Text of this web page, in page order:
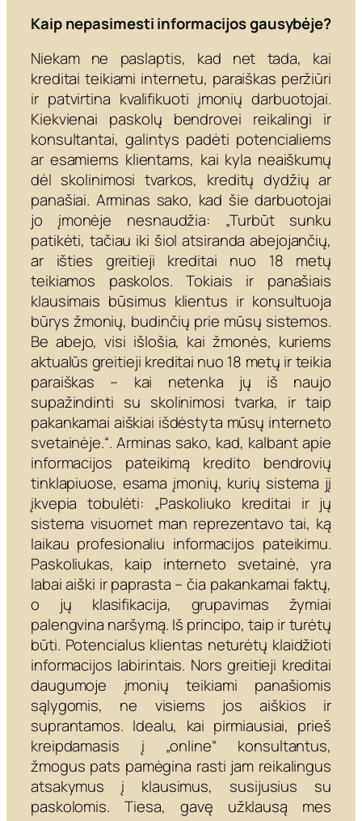
Kaip nepasimesti informacijos gausybėje?
Niekam ne paslaptis, kad net tada, kai
kreditai teikiami internetu, paraiškas peržiūri
ir patvirtina kvalifikuoti įmonių darbuotojai.
Kiekvienai paskolų bendrovei reikalingi ir
konsultantai, galintys padėti potencialiems
ar esamiems klientams, kai kyla neaiškumų
dėl skolinimosi tvarkos, kreditų dydžių ar
panašiai. Arminas sako, kad šie darbuotojai
jo įmonėje nesnaudžia: „Turbūt sunku
patikėti, tačiau iki šiol atsiranda abejojančių,
ar išties greitieji kreditai nuo 18 metų
teikiamos paskolos. Tokiais ir panašiais
klausimais būsimus klientus ir konsultuoja
būrys žmonių, budinčių prie mūsų sistemos.
Be abejo, visi išlošia, kai žmonės, kuriems
aktualūs greitieji kreditai nuo 18 metų ir teikia
paraiškas – kai netenka jų iš naujo
supažindinti su skolinimosi tvarka, ir taip
pakankamai aiškiai išdėstyta mūsų interneto
svetainėje.“. Arminas sako, kad, kalbant apie
informacijos pateikimą kredito bendrovių
tinklapiuose, esama įmonių, kurių sistema jį
įkvepia tobulėti: „Paskoliuko kreditai ir jų
sistema visuomet man reprezentavo tai, ką
laikau profesionaliu informacijos pateikimu.
Paskoliukas, kaip interneto svetainė, yra
labai aiški ir paprasta – čia pakankamai faktų,
o jų klasifikacija, grupavimas žymiai
palengvina naršymą. Iš principo, taip ir turėtų
būti. Potencialus klientas neturėtų klaidžioti
informacijos labirintais. Nors greitieji kreditai
daugumoje įmonių teikiami panašiomis
sąlygomis, ne visiems jos aiškios ir
suprantamos. Idealu, kai pirmiausiai, prieš
kreipdamasis į „online“ konsultantus,
žmogus pats pamėgina rasti jam reikalingus
atsakymus į klausimus, susijusius su
paskolomis. Tiesa, gavę užklausą mes